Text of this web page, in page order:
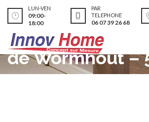
LUN-VEN
09:00-
18:00
PAR
TELEPHONE
06 07 39 26 68
L’agencement
mesure dans le
de Wormhout –